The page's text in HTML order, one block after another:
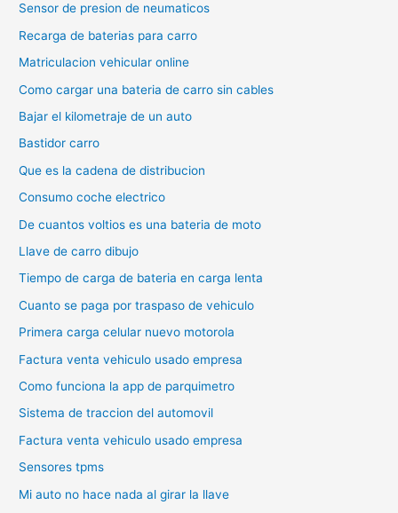
Sensor de presion de neumaticos
Recarga de baterias para carro
Matriculacion vehicular online
Como cargar una bateria de carro sin cables
Bajar el kilometraje de un auto
Bastidor carro
Que es la cadena de distribucion
Consumo coche electrico
De cuantos voltios es una bateria de moto
Llave de carro dibujo
Tiempo de carga de bateria en carga lenta
Cuanto se paga por traspaso de vehiculo
Primera carga celular nuevo motorola
Factura venta vehiculo usado empresa
Como funciona la app de parquimetro
Sistema de traccion del automovil
Factura venta vehiculo usado empresa
Sensores tpms
Mi auto no hace nada al girar la llave